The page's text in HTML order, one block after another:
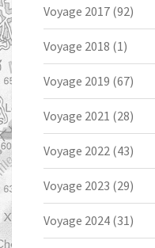
Voyage 2017 (92)
Voyage 2018 (1)
Voyage 2019 (67)
Voyage 2021 (28)
Voyage 2022 (43)
Voyage 2023 (29)
Voyage 2024 (31)